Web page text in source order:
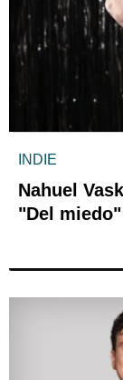
INDIE
Nahuel
"Del miedo"